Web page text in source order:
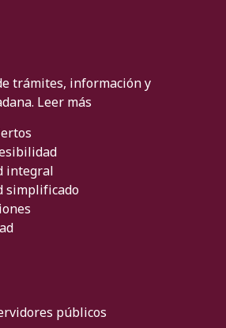
trámites, información y
Leer más
integral
simplificado
públicos